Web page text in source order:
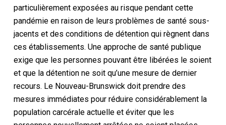
particulièrement exposées au risque pendant cette
pandémie en raison de leurs problèmes de santé sous-
jacents et des conditions de détention qui règnent dans
ces établissements. Une approche de santé publique
exige que les personnes pouvant être libérées le soient
et que la détention ne soit qu’une mesure de dernier
recours. Le Nouveau-Brunswick doit prendre des
mesures immédiates pour réduire considérablement la
population carcérale actuelle et éviter que les